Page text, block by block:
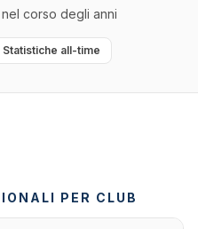
corso degli anni
Statistiche all-time
PER CLUB